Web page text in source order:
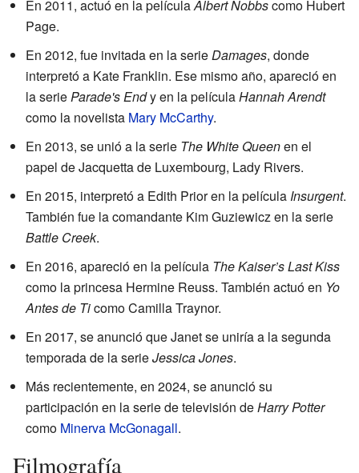
En 2011, actuó en la películaAlbert Nobbscomo Hubert
Page.
En 2012, fue invitada en la serieDamages, donde
interpretó a Kate Franklin. Ese mismo año, apareció en
la serieParade's Endy en la películaHannah Arendt
como la novelista Mary McCarthy.
En 2013, se unió a la serie The White Queenen el
papel de Jacquetta de Luxembourg, Lady Rivers.
En 2015, interpretó a Edith Prior en la película Insurgent.
También fue la comandante Kim Guziewicz en la serie
Battle Creek.
En 2016, apareció en la película The Kaiser’s Last Kiss
como la princesa Hermine Reuss. También actuó en Yo
Antes de Ticomo Camilla Traynor.
En 2017, se anunció que Janet se uniría a la segunda
temporada de la serieJessica Jones.
Más recientemente, en 2024, se anunció su
participación en la serie de televisión deHarry Potter
como Minerva McGonagall.
Filmografía